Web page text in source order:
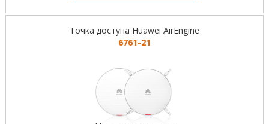
Точка доступа Huawei AirEngine
6761-21